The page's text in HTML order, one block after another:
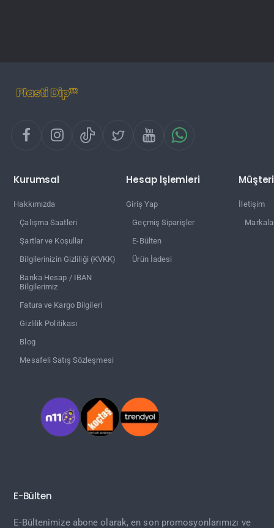
Kurumsal
Hakkımızda
Çalışma Saatleri
Şartlar ve Koşullar
Bilgilerinizin Gizliliği (KVKK)
Banka Hesap / IBAN
Bilgilerimiz
Fatura ve Kargo Bilgileri
Gizlilik Politikası
Blog
Mesafeli Satış Sözleşmesi
Hesap İşlemleri
Giriş Yap
Geçmiş Siparişler
E-Bülten
Ürün İadesi
İletişim
E-Bülten
E-Bültenimize abone olarak, en son promosyonlarımızı ve